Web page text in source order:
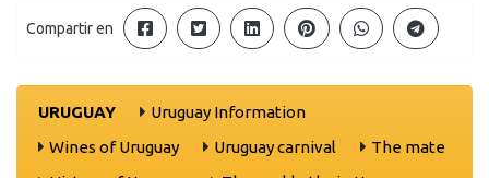
Compartir en
URUGUAY
Uruguay Information
Wines of Uruguay
Uruguay carnival
The mate